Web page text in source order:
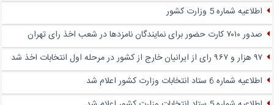
اطلاعیه شماره 5 وزارت کشور
صدور ۷۰۱۰ کارت حضور برای نمایندگان نامزدها در شعب اخذ رای تهران
۹۷ هزار و ۹۶۷ رای از ایرانیان خارج از کشور در مرحله اول انتخابات اخذ شد
اطلاعیه شماره 6 ستاد انتخابات وزارت کشور اعلام شد